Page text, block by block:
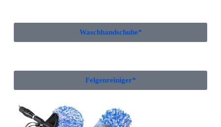
Waschhandschuhe*
Felgenreiniger*